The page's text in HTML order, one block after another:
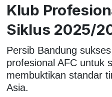
Klub
Siklus 2025/
Persib Bandung
profesional AFC untuk
membuktikan standar
Asia.